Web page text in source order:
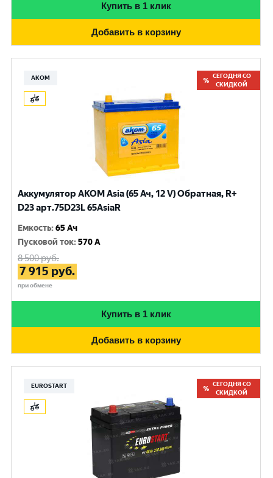
Купить в 1 клик
Добавить в корзину
АКОМ
СЕГОДНЯ СО
СКИДКОЙ
Аккумулятор AKOM Asia (65 Ач, 12 V) Обратная, R+
D23 арт.75D23L 65AsiaR
Емкость:65 Ач
Пусковой ток:570 A
8 500руб.
7 915 руб.
при обмене
Купить в 1 клик
Добавить в корзину
EUROSTART
СЕГОДНЯ СО
СКИДКОЙ